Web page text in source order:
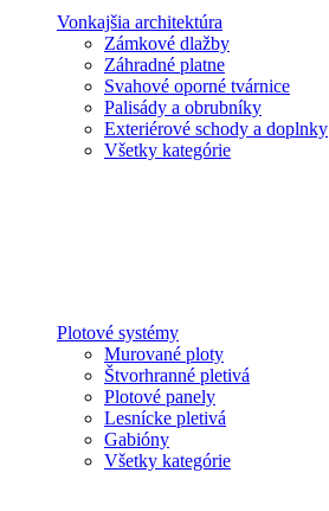
Vonkajšia architektúra
Zámkové dlažby
Záhradné platne
Svahové oporné tvárnice
Palisády a obrubníky
Exteriérové schody a doplnky
Všetky kategórie
Plotové systémy
Murované ploty
Štvorhranné pletivá
Plotové panely
Lesnícke pletivá
Gabióny
Všetky kategórie